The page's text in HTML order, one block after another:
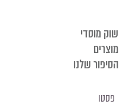
שוק מוסדי
מוצרים
הסיפור שלנו
פסטו